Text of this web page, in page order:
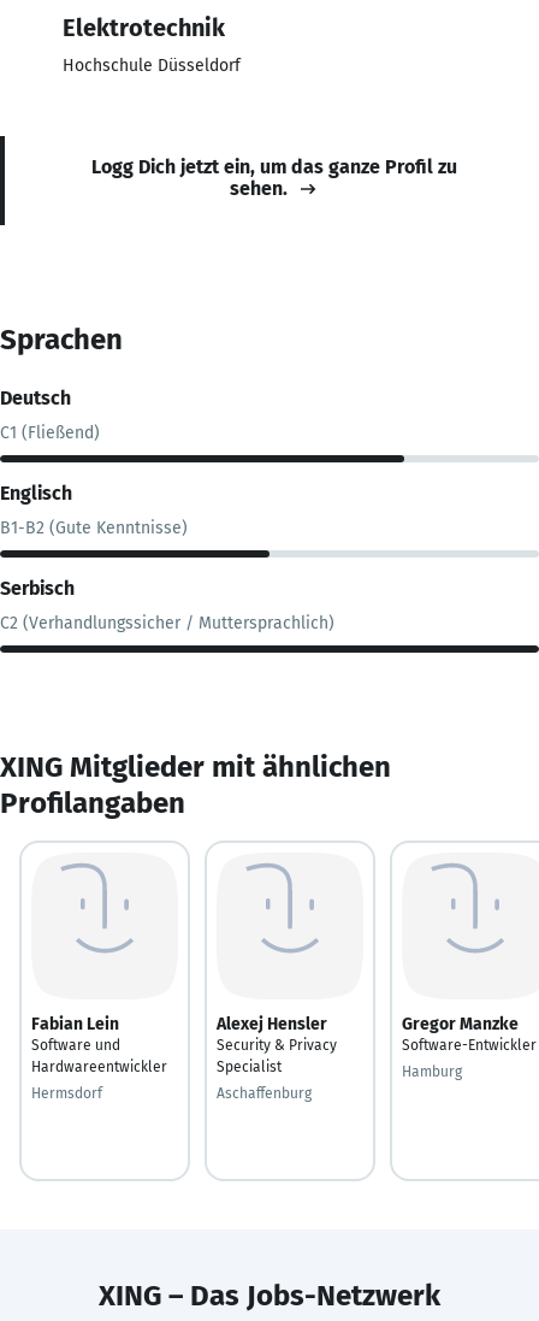
Elektrotechnik
Hochschule Düsseldorf
Logg Dich jetzt ein, um das ganze Profil zu
sehen.
Sprachen
Deutsch
C1 (Fließend)
Englisch
B1-B2 (Gute Kenntnisse)
Serbisch
C2 (Verhandlungssicher / Muttersprachlich)
XING Mitglieder mit ähnlichen
Profilangaben
Fabian Lein
Software und
Hardwareentwickler
Hermsdorf
Alexej Hensler
Security & Privacy
Specialist
Aschaffenburg
Gregor Manzke
Software-Entwickler
Hamburg
XING – Das Jobs-Netzwerk